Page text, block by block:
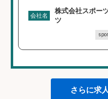
会社名
株式会社スポー
ツ
さらに求